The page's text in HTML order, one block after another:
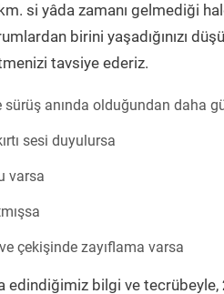
si yâda zamanı gelmediği
birini yaşadığınızı
tavsiye ederiz.
anında olduğundan daha
sesi duyulursa
varsa
çekişinde zayıflama varsa
edindiğimiz bilgi ve tecrübeyle,